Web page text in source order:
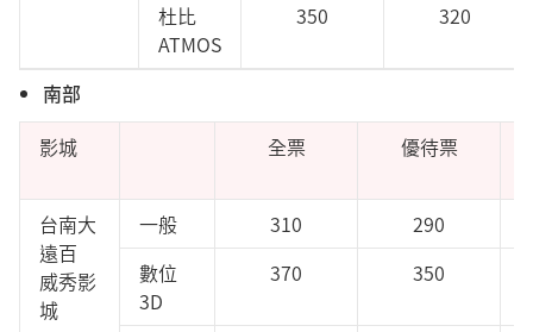
杜比
ATMOS
350 320
南部
影城
全票 優待票
台南大
遠百
威秀影
城
一般 310 290
數位
3D
370 350